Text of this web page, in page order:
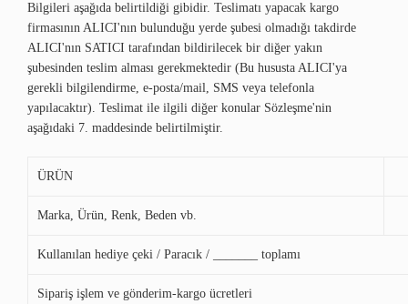
Bilgileri aşağıda belirtildiği gibidir. Teslimatı yapacak kargo
firmasının ALICI'nın bulunduğu yerde şubesi olmadığı takdirde
ALICI'nın SATICI tarafından bildirilecek bir diğer yakın
şubesinden teslim alması gerekmektedir (Bu hususta ALICI'ya
gerekli bilgilendirme, e-posta/mail, SMS veya telefonla
yapılacaktır). Teslimat ile ilgili diğer konular Sözleşme'nin
aşağıdaki 7. maddesinde belirtilmiştir.
ÜRÜN
Marka, Ürün, Renk, Beden vb.
Kullanılan hediye çeki / Paracık / _______ toplamı
Sipariş işlem ve gönderim-kargo ücretleri